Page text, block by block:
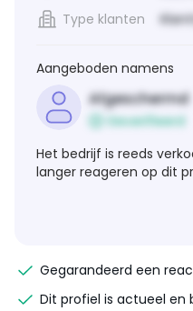
Type klanten
Aangeboden namens
Afgeschermd
Geverifieerd
Het bedrijf is reeds
langer reageren op dit
Gegarandeerd een
Dit profiel is actueel en